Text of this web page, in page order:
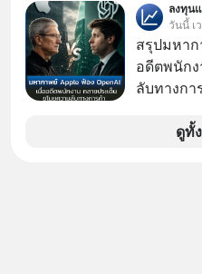
Dalio ชาย
มาแล้วห
สัญญาณเ
กำลังก่อตั
AI" ที่ผู้ค
บทเรียน
ลงทุน
วันนี้ เ
สรุปมหาก
อดีตพนักง
ลับทางกา
เก่าที่เข
ดูทั้